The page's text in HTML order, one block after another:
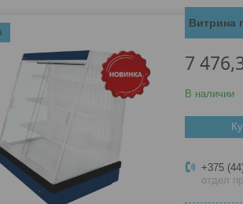
Витрина
7
В наличии
+375
отдел